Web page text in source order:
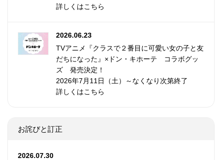
詳しくはこちら
2026.06.23
TVアニメ『クラスで２番目に可愛い女の子と友
だちになった』×ドン・キホーテ コラボグッ
ズ 発売決定！
2026年7月11日（土）～なくなり次第終了
詳しくはこちら
お詫びと訂正
2026.07.30